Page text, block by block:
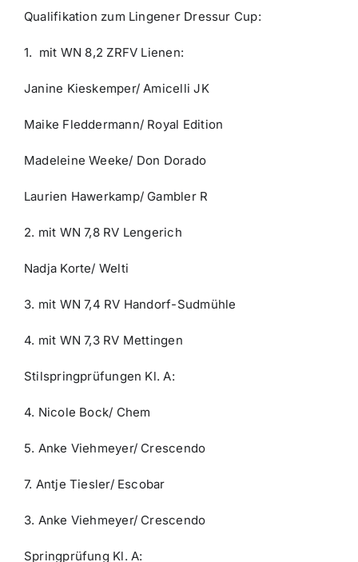
Qualifikation zum Lingener Dressur Cup:
1. mit WN 8,2 ZRFV Lienen:
Janine Kieskemper/ Amicelli JK
Maike Fleddermann/ Royal Edition
Madeleine Weeke/ Don Dorado
Laurien Hawerkamp/ Gambler R
2. mit WN 7,8 RV Lengerich
Nadja Korte/ Welti
3. mit WN 7,4 RV Handorf-Sudmühle
4. mit WN 7,3 RV Mettingen
Stilspringprüfungen Kl. A:
4. Nicole Bock/ Chem
5. Anke Viehmeyer/ Crescendo
7. Antje Tiesler/ Escobar
3. Anke Viehmeyer/ Crescendo
Springprüfung Kl. A: